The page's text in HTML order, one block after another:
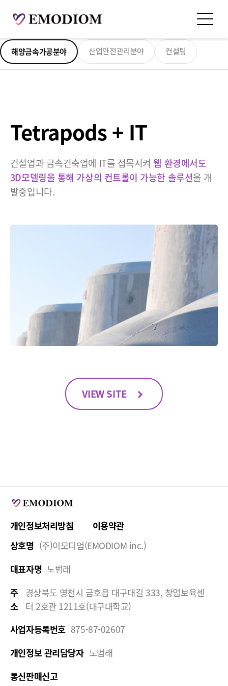
해양금속가공분야 산업안전관리분야 컨설팅
Tetrapods + IT
건설업과 금속건축업에 IT를 접목시켜웹 환경에서도
3D모델링을 통해 가상의 컨트롤이 가능한 솔루션을 개
발중입니다.
VIEW SITE
개인정보처리방침
이용약관
상호명 (주)이모디엄(EMODIOM inc.)
대표자명 노범래
주
소
경상북도 영천시 금호읍 대구대길 333, 창업보육센
터 2호관 1211호(대구대학교)
사업자등록번호 875-87-02607
개인정보 관리담당자 노범래
통신판매신고